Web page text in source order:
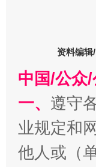
资料编辑
中国/公众
一、 遵守
业规定和
他人或（